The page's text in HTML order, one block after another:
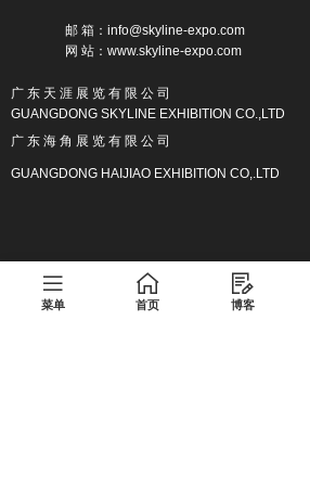
邮 箱：info@skyline-expo.com
网 站：www.skyline-expo.com
广 东 天 涯 展 览 有 限 公 司
GUANGDONG SKYLINE EXHIBITION CO.,LTD
广 东 海 角 展 览 有 限 公 司
GUANGDONG HAIJIAO EXHIBITION CO,.LTD
广东天涯展览有限公司版权所有
菜单 首页 博客